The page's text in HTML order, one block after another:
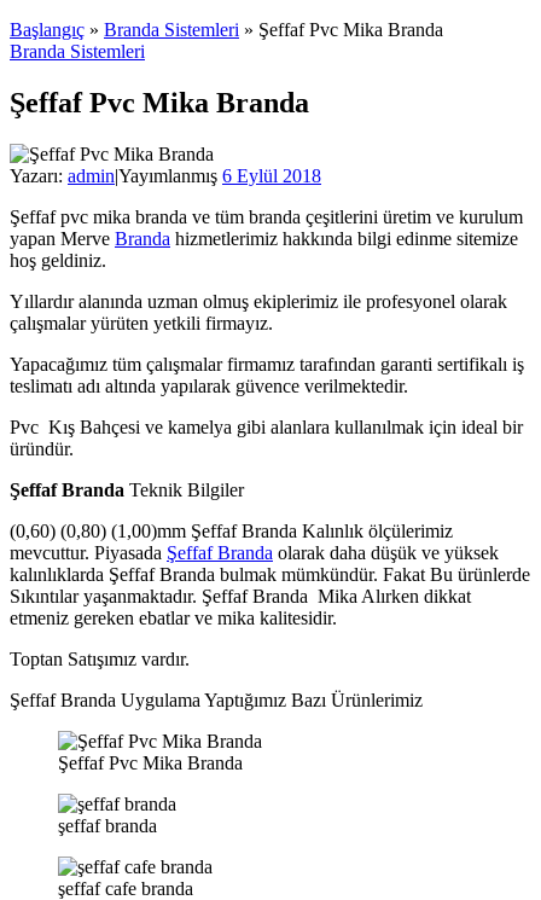
Başlangıç » Branda Sistemleri » Şeffaf Pvc Mika Branda
Branda Sistemleri
Şeffaf Pvc Mika Branda
Yazarı: admin|Yayımlanmış 6 Eylül 2018
Şeffaf pvc mika branda ve tüm branda çeşitlerini üretim ve kurulum
yapan Merve Branda hizmetlerimiz hakkında bilgi edinme sitemize
hoş geldiniz.
Yıllardır alanında uzman olmuş ekiplerimiz ile profesyonel olarak
çalışmalar yürüten yetkili firmayız.
Yapacağımız tüm çalışmalar firmamız tarafından garanti sertifikalı iş
teslimatı adı altında yapılarak güvence verilmektedir.
Pvc Kış Bahçesi ve kamelya gibi alanlara kullanılmak için ideal bir
üründür.
Şeffaf Branda Teknik Bilgiler
(0,60) (0,80) (1,00)mm Şeffaf Branda Kalınlık ölçülerimiz
mevcuttur. Piyasada Şeffaf Branda olarak daha düşük ve yüksek
kalınlıklarda Şeffaf Branda bulmak mümkündür. Fakat Bu ürünlerde
Sıkıntılar yaşanmaktadır. Şeffaf Branda Mika Alırken dikkat
etmeniz gereken ebatlar ve mika kalitesidir.
Toptan Satışımız vardır.
Şeffaf Branda Uygulama Yaptığımız Bazı Ürünlerimiz
Şeffaf Pvc Mika Branda
şeffaf branda
şeffaf cafe branda